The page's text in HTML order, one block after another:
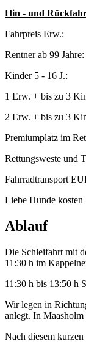
Hin - und
Fahrpreis
Rentner ab 99
Kinder 5 - 16
1 Erw. + bis zu 3
2 Erw. + bis zu 3
Premiumplatz im
Rettungsweste und
Fahrradtransport
Liebe Hunde
Ablauf
Die Schleifahrt mit
11:30 h im
11:30 h bis 13:50 h
Wir legen in
anlegt. In
Nach diesem